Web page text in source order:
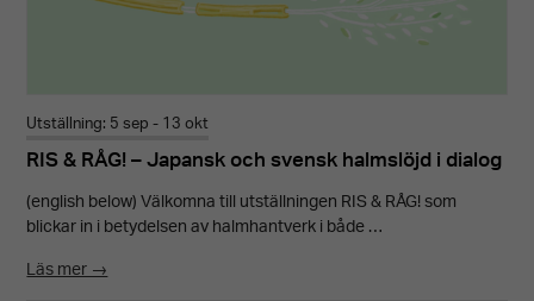
Utställning: 5 sep - 13 okt
RIS & RÅG! – Japansk och svensk halmslöjd i dialog
(english below) Välkomna till utställningen RIS & RÅG! som
blickar in i betydelsen av halmhantverk i både …
Läs mer →